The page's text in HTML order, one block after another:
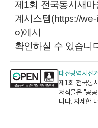
제1회 전국동시새
계시스템(https://
o)에서
확인하실 수 있습니
대전광역시
제1회 전국동
저작물은 "공
니다. 자세한